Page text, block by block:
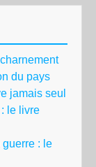
du pays
jamais seul
le livre
guerre : le